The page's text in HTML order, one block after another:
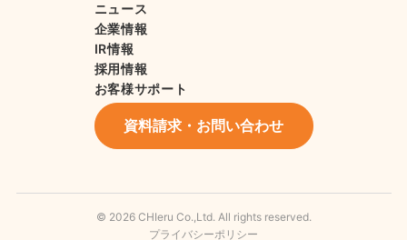
ニュース
企業情報
IR情報
採用情報
お客様サポート
資料請求・お問い合わせ
© 2026 CHIeru Co.,Ltd. All rights reserved.
プライバシーポリシー